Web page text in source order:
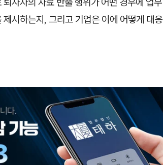
시하는지, 그리고 기업은 이에 어떻게 대응